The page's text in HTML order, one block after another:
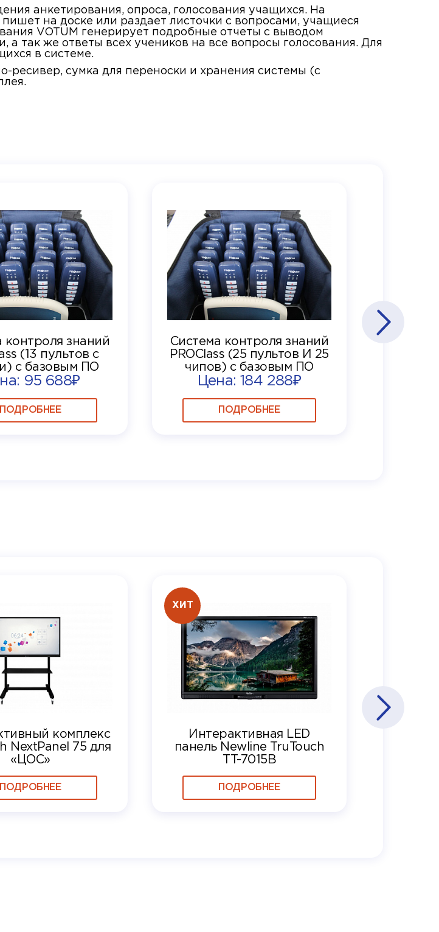
анкетирования, опроса, голосования учащихся. На
на доске или раздает листочки с вопросами, учащиеся
VOTUM генерирует подробные отчеты с выводом
так же ответы всех учеников на все вопросы голосования. Для
в системе.
ресивер, сумка для переноски и хранения системы (с
контроля знаний
(13 пультов с
с базовым ПО
95 688₽
ПОДРОБНЕЕ
Система контроля знаний
PROClass (25 пультов И 25
чипов) с базовым ПО
Цена: 184 288₽
ПОДРОБНЕЕ
комплекс
NextPanel 75 для
«ЦОС»
ПОДРОБНЕЕ
ХИТ
Интерактивная LED
панель Newline TruTouch
TT-7015B
ПОДРОБНЕЕ